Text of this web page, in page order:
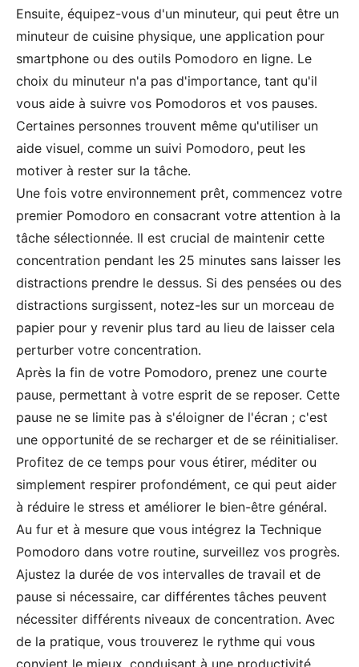
Ensuite, équipez-vous d'un minuteur, qui peut être un
minuteur de cuisine physique, une application pour
smartphone ou des outils Pomodoro en ligne. Le
choix du minuteur n'a pas d'importance, tant qu'il
vous aide à suivre vos Pomodoros et vos pauses.
Certaines personnes trouvent même qu'utiliser un
aide visuel, comme un suivi Pomodoro, peut les
motiver à rester sur la tâche.
Une fois votre environnement prêt, commencez votre
premier Pomodoro en consacrant votre attention à la
tâche sélectionnée. Il est crucial de maintenir cette
concentration pendant les 25 minutes sans laisser les
distractions prendre le dessus. Si des pensées ou des
distractions surgissent, notez-les sur un morceau de
papier pour y revenir plus tard au lieu de laisser cela
perturber votre concentration.
Après la fin de votre Pomodoro, prenez une courte
pause, permettant à votre esprit de se reposer. Cette
pause ne se limite pas à s'éloigner de l'écran ; c'est
une opportunité de se recharger et de se réinitialiser.
Profitez de ce temps pour vous étirer, méditer ou
simplement respirer profondément, ce qui peut aider
à réduire le stress et améliorer le bien-être général.
Au fur et à mesure que vous intégrez la Technique
Pomodoro dans votre routine, surveillez vos progrès.
Ajustez la durée de vos intervalles de travail et de
pause si nécessaire, car différentes tâches peuvent
nécessiter différents niveaux de concentration. Avec
de la pratique, vous trouverez le rythme qui vous
convient le mieux, conduisant à une productivité